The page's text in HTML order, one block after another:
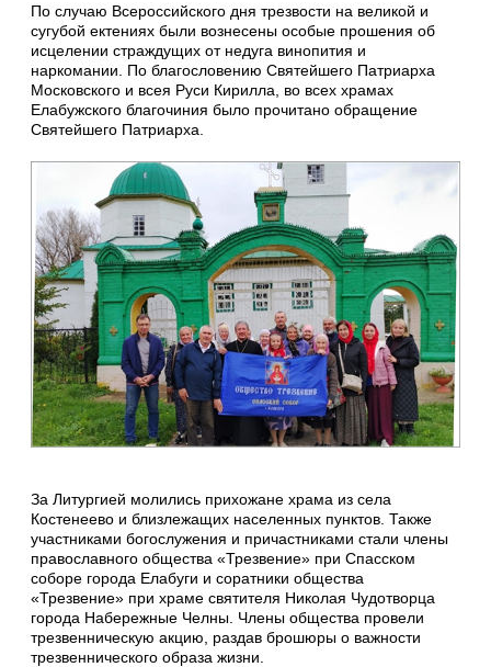
По случаю Всероссийского дня трезвости на великой и
сугубой ектениях были вознесены особые прошения об
исцелении страждущих от недуга винопития и
наркомании. По благословению Святейшего Патриарха
Московского и всея Руси Кирилла, во всех храмах
Елабужского благочиния было прочитано обращение
Святейшего Патриарха.
За Литургией молились прихожане храма из села
Костенеево и близлежащих населенных пунктов. Также
участниками богослужения и причастниками стали члены
православного общества «Трезвение» при Спасском
соборе города Елабуги и соратники общества
«Трезвение» при храме святителя Николая Чудотворца
города Набережные Челны. Члены общества провели
трезвенническую акцию, раздав брошюры о важности
трезвеннического образа жизни.